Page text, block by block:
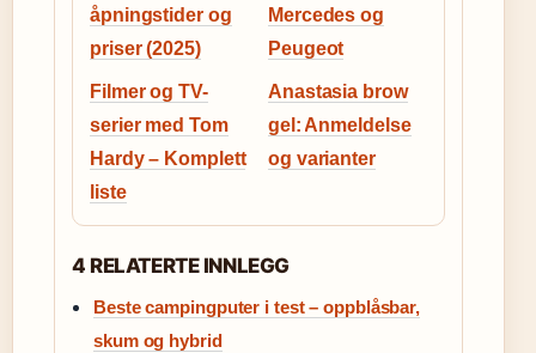
åpningstider og
priser (2025)
Mercedes og
Peugeot
Filmer og TV-
serier med Tom
Hardy – Komplett
liste
Anastasia brow
gel: Anmeldelse
og varianter
4 RELATERTE INNLEGG
Beste campingputer i test – oppblåsbar,
skum og hybrid